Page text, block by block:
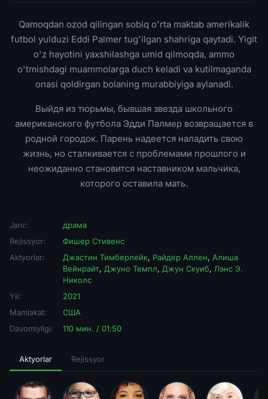
Qamoqdan ozod qilingan sobiq o'rta maktab amerikalik
futbol yulduzi Eddi Palmer tug'ilgan shahriga qaytadi. Yigit
o'z hayotini yaxshilashga umid qilmoqda, ammo
o'tmishdagi muammolarga duch keladi va kutilmaganda
onasi qoldirgan bolaning murabbiyiga aylanadi.
Выйдя из тюрьмы, бывшая звезда школьного
американского футбола Эдди Палмер возвращается в
родной городок. Парень надеется наладить свою
жизнь, но сталкивается с проблемами прошлого и
неожиданно становится наставником мальчика,
которого оставила мать.
Janr:
драма
Rejissyor:
Фишер Стивенс
Aktyorlar:
Джастин Тимберлейк, Райдер Аллен, Алиша
Вейнрайт, Джуно Темпл, Джун Скуиб, Лэнс Э.
Николс
Yil:
2021
Mamlakat:
США
Davomiyligi:
110 мин. / 01:50
Aktyorlar Rejissyor